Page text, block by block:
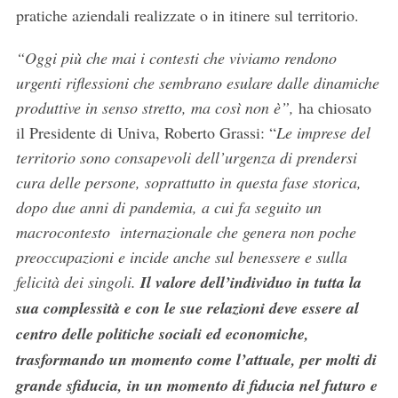
pratiche aziendali realizzate o in itinere sul territorio.
“Oggi più che mai i contesti che viviamo rendono
urgenti riflessioni che sembrano esulare dalle dinamiche
produttive in senso stretto, ma così non è”, ha chiosato
il Presidente di Univa, Roberto Grassi: “Le imprese del
territorio sono consapevoli dell’urgenza di prendersi
cura delle persone, soprattutto in questa fase storica,
dopo due anni di pandemia, a cui fa seguito un
macrocontesto internazionale che genera non poche
preoccupazioni e incide anche sul benessere e sulla
felicità dei singoli.Il valore dell’individuo in tutta la
sua complessità e con le sue relazioni deve essere al
centro delle politiche sociali ed economiche,
trasformando un momento come l’attuale, per molti di
grande sfiducia, in un momento di fiducia nel futuro e